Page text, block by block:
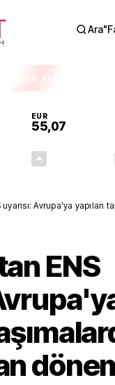
Ara"
Finans EKSTRA
EUR
55,07
uyarısı: Avrupa'ya yapılan
ENS